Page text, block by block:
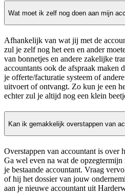
Wat moet ik zelf nog doen aan mijn
Afhankelijk van wat jij met de
zul je zelf nog het een en ander
van bonnetjes en andere zakelijke
accountants ook de afspraak maken
je offerte/facturatie systeem of
uitvoert of ontvangt. Zo kun je een
echter zul je altijd nog een klein
Kan ik gemakkelijk overstappen van
Overstappen van accountant is over
Ga wel even na wat de
je bestaande accountant. Vraag
of hij het dossier van jouw
aan je nieuwe accountant uit